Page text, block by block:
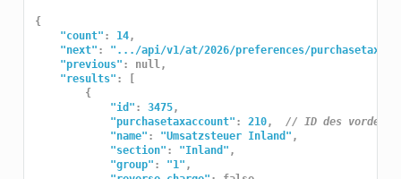
{
"count" : 14,
"next" :
".../api/v1/at/2026/preferences/
"previous" : null,
"results" :
[
{
"id" : 3475,
"purchasetaxaccount" : 210,
// ID des
"name" : "Umsatzsteuer Inland" ,
"section" : "Inland" ,
"group" : "1" ,